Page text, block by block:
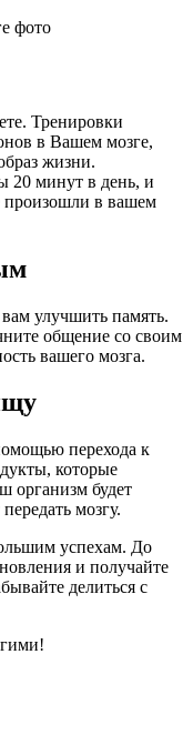
Тренировки
в Вашем мозге,
жизни.
20 минут в день, и
произошли в вашем
улучшить память.
общение со своим
вашего мозга.
перехода к
которые
организм будет
мозгу.
успехам. До
и получайте
делиться с